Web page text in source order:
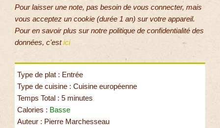
Pour laisser une note, pas besoin de vous connecter, mais
vous acceptez un cookie (durée 1 an) sur votre appareil.
Pour en savoir plus sur notre politique de confidentialité des
données, c'estici
Type de plat : Entrée
Type de cuisine : Cuisine européenne
Temps Total : 5 minutes
Calories : Basse
Auteur : Pierre Marchesseau